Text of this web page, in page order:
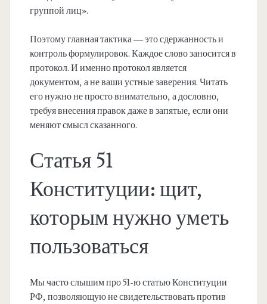
группой лиц».
Поэтому главная тактика — это сдержанность и
контроль формулировок. Каждое слово заносится в
протокол. И именно протокол является
документом, а не ваши устные заверения. Читать
его нужно не просто внимательно, а дословно,
требуя внесения правок даже в запятые, если они
меняют смысл сказанного.
Статья 51
Конституции: щит,
которым нужно уметь
пользоваться
Мы часто слышим про 51-ю статью Конституции
РФ, позволяющую не свидетельствовать против